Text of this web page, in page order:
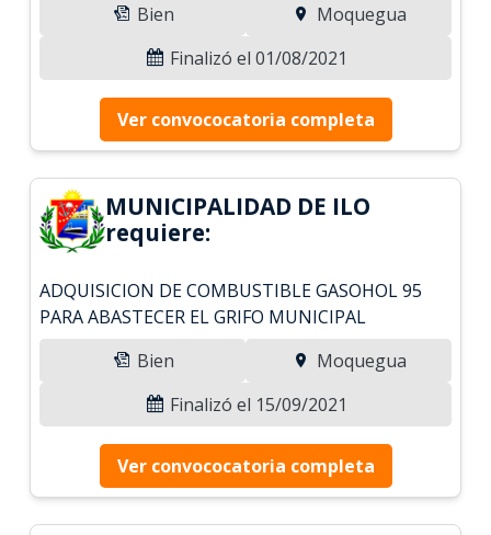
Bien
Moquegua
Finalizó el 01/08/2021
Ver convococatoria completa
MUNICIPALIDAD DE ILO
requiere:
ADQUISICION DE COMBUSTIBLE GASOHOL 95
PARA ABASTECER EL GRIFO MUNICIPAL
Bien
Moquegua
Finalizó el 15/09/2021
Ver convococatoria completa